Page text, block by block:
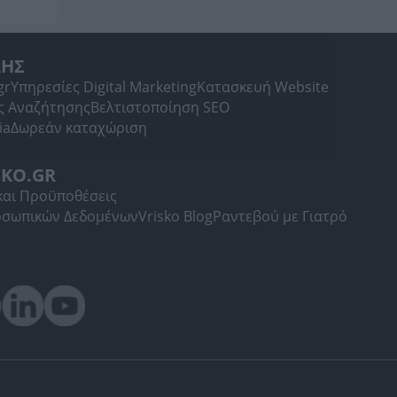
Υπηρεσίες Digital MarketingΚατασκευή Website
ΑναζήτησηςΒελτιστοποίηση SEO
Δωρεάν καταχώριση
Προϋποθέσεις
ΔεδομένωνVrisko BlogΡαντεβού με Γιατρό